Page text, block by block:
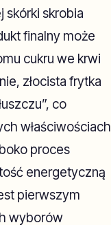
skórki skrobia
finalny może
cukru we krwi
złocista frytka
co
właściwościach
proces
energetyczną
pierwszym
wyborów